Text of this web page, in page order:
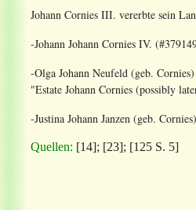
Johann Cornies III. vererbte sein
-Johann Johann Cornies IV.
-Olga Johann Neufeld (geb.
"Estate Johann Cornies (possibly
-Justina Johann Janzen (geb.
Quellen: [14]; [23]; [125 S. 5]